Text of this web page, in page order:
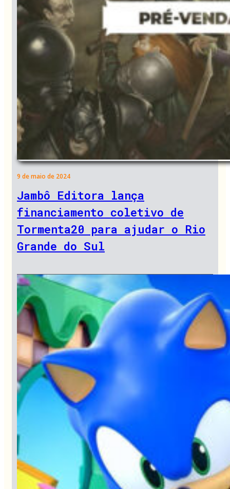
9 de maio de 2024
Jambô Editora lança
financiamento coletivo de
Tormenta20 para ajudar o Rio
Grande do Sul